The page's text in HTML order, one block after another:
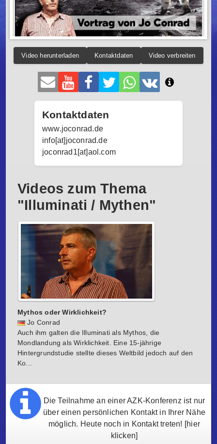
Video herunterladen Kontaktdaten Video verbreiten
Kontaktdaten
www.joconrad.de
info[at]joconrad.de
joconrad1[at]aol.com
Videos zum Thema
"Illuminati / Mythen"
Mythos oder Wirklichkeit?
Jo Conrad
Auch ihm galten die Illuminati als Mythos, die
Mondlandung als Wirklichkeit. Eine 15-jährige
Hintergrundstudie stellte dieses Weltbild jedoch auf den
Ko...
Die Teilnahme an einer AZK-Konferenz ist nur
über einen persönlichen Kontakt in Ihrer Nähe
möglich. Heute noch in Kontakt treten! [hier
klicken]